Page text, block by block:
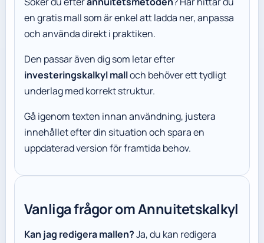
en gratis mall som är enkel att ladda ner, anpassa
och använda direkt i praktiken.
Den passar även dig som letar efter
investeringskalkyl malloch behöver ett tydligt
underlag med korrekt struktur.
Gå igenom texten innan användning, justera
innehållet efter din situation och spara en
uppdaterad version för framtida behov.
Vanliga frågor om Annuitetskalkyl
Kan jag redigera mallen?Ja, du kan redigera